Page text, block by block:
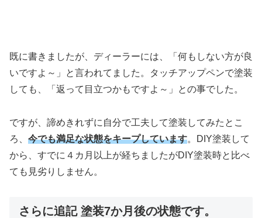
既に書きましたが、ディーラーには、「何もしない方が良
いですよ～」と言われてました。タッチアップペンで塗装
しても、「返って目立つかもですよ～」との事でした。
ですが、諦めきれずに自分で工夫して塗装してみたとこ
ろ、 今でも満足な状態をキープしています。DIY塗装して
から、すでに４カ月以上が経ちましたがDIY塗装時と比べ
ても見劣りしません。
さらに追記 塗装7か月後の状態です。